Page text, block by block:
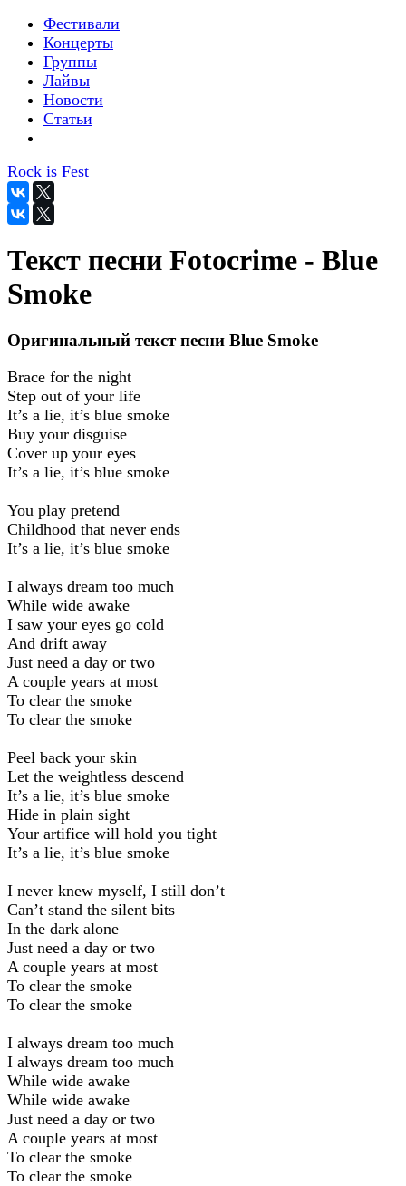
Фестивали
Концерты
Группы
Лайвы
Новости
Статьи
Rock is Fest
Текст песни Fotocrime - Blue
Smoke
Оригинальный текст песни Blue Smoke
Brace for the night
Step out of your life
It’s a lie, it’s blue smoke
Buy your disguise
Cover up your eyes
It’s a lie, it’s blue smoke
You play pretend
Childhood that never ends
It’s a lie, it’s blue smoke
I always dream too much
While wide awake
I saw your eyes go cold
And drift away
Just need a day or two
A couple years at most
To clear the smoke
To clear the smoke
Peel back your skin
Let the weightless descend
It’s a lie, it’s blue smoke
Hide in plain sight
Your artifice will hold you tight
It’s a lie, it’s blue smoke
I never knew myself, I still don’t
Can’t stand the silent bits
In the dark alone
Just need a day or two
A couple years at most
To clear the smoke
To clear the smoke
I always dream too much
I always dream too much
While wide awake
While wide awake
Just need a day or two
A couple years at most
To clear the smoke
To clear the smoke